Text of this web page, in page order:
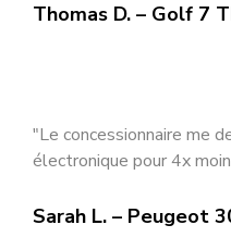
Thomas D. – Golf 7
"Le concessionnaire me
électronique pour 4x
Sarah L. – Peugeot